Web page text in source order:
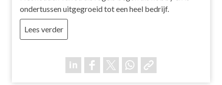
ondertussen uitgegroeid tot een heel bedrijf.
Lees verder